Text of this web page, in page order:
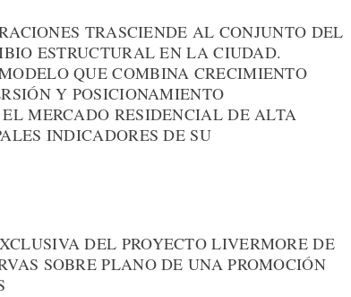
TRASCIENDE AL CONJUNTO DEL
ESTRUCTURAL EN LA CIUDAD.
QUE COMBINA CRECIMIENTO
Y POSICIONAMIENTO
MERCADO RESIDENCIAL DE ALTA
INDICADORES DE SU
DEL PROYECTO LIVERMORE DE
SOBRE PLANO DE UNA PROMOCIÓN